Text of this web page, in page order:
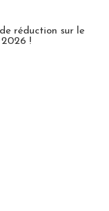
réduction sur le
!